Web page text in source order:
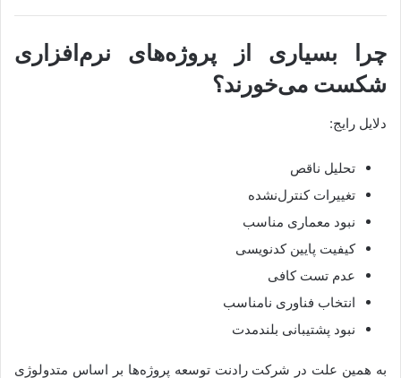
چرا بسیاری از پروژه‌های نرم‌افزاری
شکست می‌خورند؟
دلایل رایج:
تحلیل ناقص
تغییرات کنترل‌نشده
نبود معماری مناسب
کیفیت پایین کدنویسی
عدم تست کافی
انتخاب فناوری نامناسب
نبود پشتیبانی بلندمدت
به همین علت در شرکت رادنت توسعه پروژه‌ها بر اساس متدولوژی